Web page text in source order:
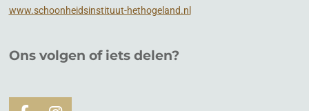
www.schoonheidsinstituut-hethogeland.nl
Ons volgen of iets delen?